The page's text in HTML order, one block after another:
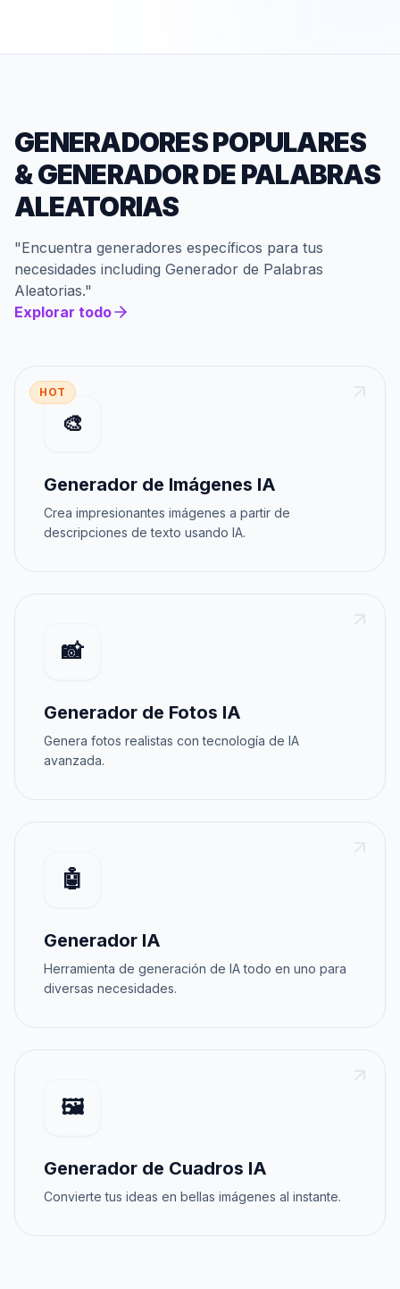
GENERADORES POPULARES
&GENERADOR DE PALABRAS
ALEATORIAS
"Encuentra generadores específicos para tus
necesidades including Generador de Palabras
Aleatorias."
Explorar todo
HOT
🎨
Generador de Imágenes IA
Crea impresionantes imágenes a partir de
descripciones de texto usando IA.
📸
Generador de Fotos IA
Genera fotos realistas con tecnología de IA
avanzada.
🤖
Generador IA
Herramienta de generación de IA todo en uno para
diversas necesidades.
🖼️
Generador de Cuadros IA
Convierte tus ideas en bellas imágenes al instante.